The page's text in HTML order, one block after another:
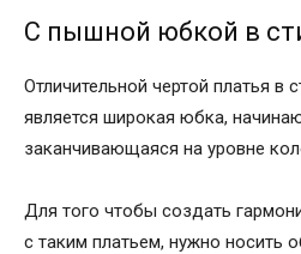
С пышной юбкой в
Отличительной чертой платья в
является широкая юбка,
заканчивающаяся на уровне
Для того чтобы создать
с таким платьем, нужно носить